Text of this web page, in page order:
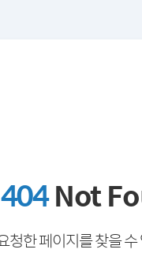
404Not
청한 페이지를 찾을